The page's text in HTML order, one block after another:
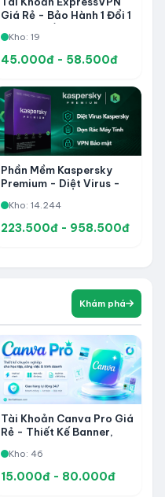
Giá Rẻ - Bảo Hành 1 Đổi 1
Dụng
Kho: 19
45.000đ - 58.500đ
Phần Mềm Kaspersky
Premium - Diệt Virus -
Quyền Riêng Tư
Kho: 14.244
223.500đ - 958.500đ
Khám phá
Tài Khoản Canva Pro Giá
Rẻ - Thiết Kế Banner,
Nội Dung Social Chuyên
Nghiệp
Kho: 46
15.000đ - 80.000đ